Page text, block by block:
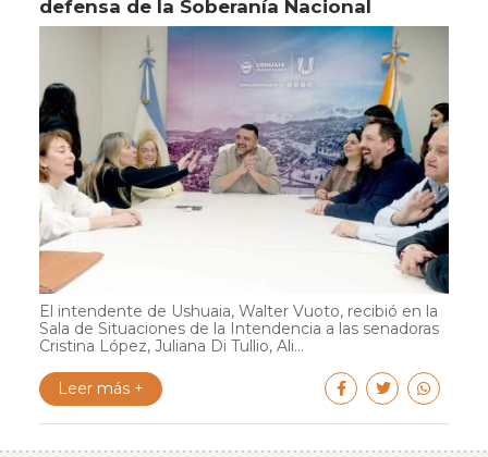
defensa de la Soberanía Nacional
El intendente de Ushuaia, Walter Vuoto, recibió en la
Sala de Situaciones de la Intendencia a las senadoras
Cristina López, Juliana Di Tullio, Ali...
Leer más +